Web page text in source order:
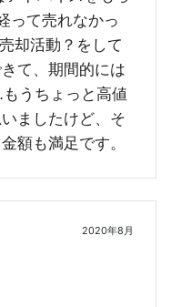
って売れなかっ
却活動？をして
て、期間的には
うちょっと高値
ましたけど、そ
額も満足です。
2020年8月